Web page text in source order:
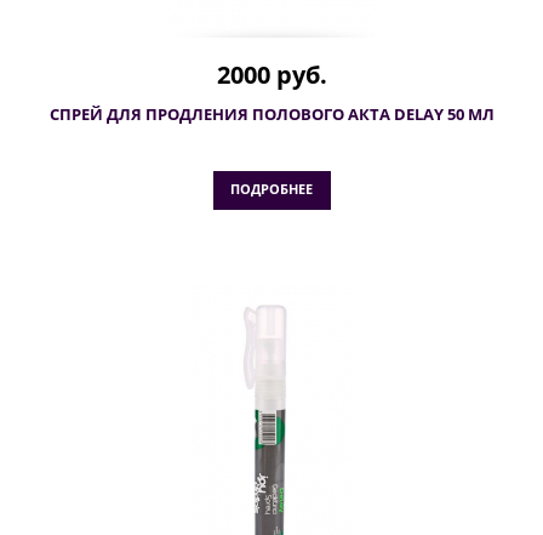
2000 руб.
СПРЕЙ ДЛЯ ПРОДЛЕНИЯ ПОЛОВОГО АКТА DELAY 50 МЛ
ПОДРОБНЕЕ